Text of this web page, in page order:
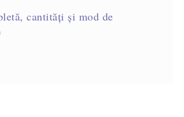
cantități și mod de